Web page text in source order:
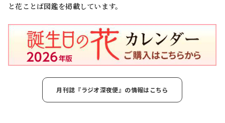
と花ことば図鑑を掲載しています。
月刊誌『ラジオ深夜便』の情報はこちら